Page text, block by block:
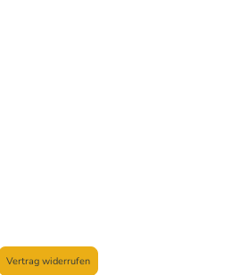
Vertrag widerrufen